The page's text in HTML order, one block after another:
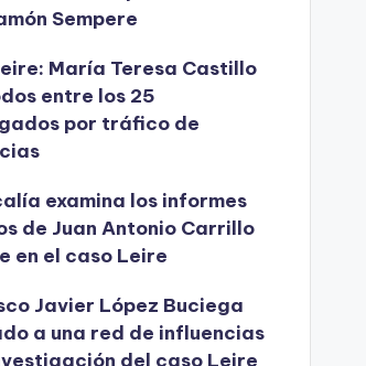
Sempere
María Teresa Castillo
entre los 25
por tráfico de
examina los informes
de Juan Antonio Carrillo
en el caso Leire
Javier López Buciega
a una red de influencias
del caso Leire